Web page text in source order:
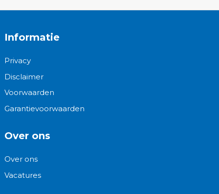
Informatie
Privacy
Disclaimer
Voorwaarden
Garantievoorwaarden
Over ons
Over ons
Vacatures